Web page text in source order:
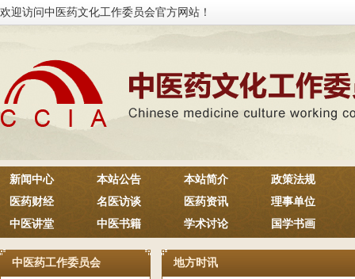
欢迎访问中医药文化工作委员会官方网站！
新闻中心 本站公告 本站简介
政策法规
医药财经
名医访谈 医药资讯
理事单位
中医讲堂
中医书籍 学术讨论 国学书画
中医药工作委员会 地方时讯